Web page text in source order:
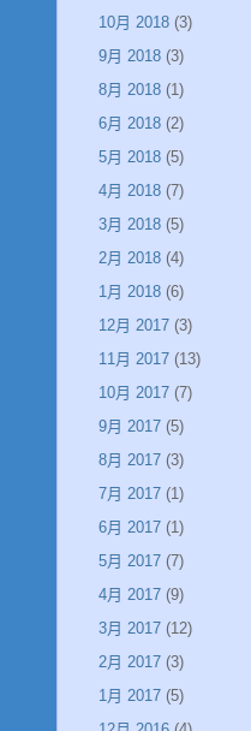
10月 2018 (3)
9月 2018 (3)
8月 2018 (1)
6月 2018 (2)
5月 2018 (5)
4月 2018 (7)
3月 2018 (5)
2月 2018 (4)
1月 2018 (6)
12月 2017 (3)
11月 2017 (13)
10月 2017 (7)
9月 2017 (5)
8月 2017 (3)
7月 2017 (1)
6月 2017 (1)
5月 2017 (7)
4月 2017 (9)
3月 2017 (12)
2月 2017 (3)
1月 2017 (5)